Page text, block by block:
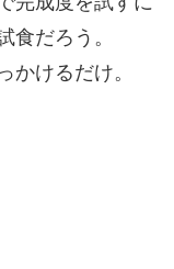
食だろう。
かけるだけ。